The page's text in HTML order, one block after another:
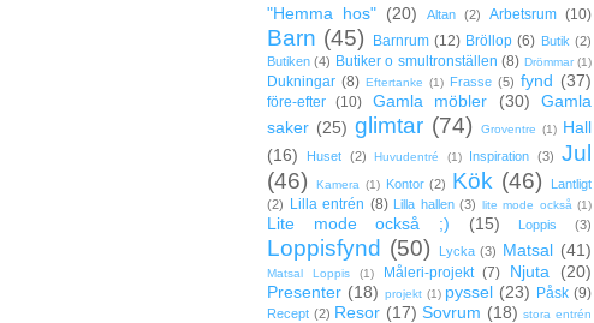
"Hemma hos" (20) Altan (2) Arbetsrum (10)
Barn (45) Barnrum (12) Bröllop (6) Butik (2)
Butiken (4) Butiker o smultronställen (8) Drömmar (1)
Dukningar (8) Eftertanke (1) Frasse (5) fynd (37)
före-efter (10) Gamla möbler (30)
Gamla
saker (25) glimtar (74) Groventre (1) Hall
(16)
Huset (2) Huvudentré (1) Inspiration (3) Jul
(46)
Kamera (1) Kontor (2) Kök (46)
Lantligt
(2)
Lilla entrén (8) Lilla hallen (3) lite mode också (1)
Lite mode också ;) (15) Loppis (3)
Loppisfynd (50) Lycka (3) Matsal (41)
Matsal Loppis (1) Måleri-projekt (7) Njuta
(20)
Presenter (18) projekt (1) pyssel (23) Påsk (9)
Recept (2) Resor (17) Sovrum (18) stora entrén